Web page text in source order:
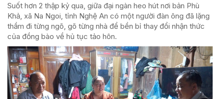
Suốt hơn 2 thập kỷ qua, giữa đại ngàn heo hút nơi bản Phù
Khả, xã Na Ngoi, tỉnh Nghệ An có một người đàn ông đã lặng
thầm đi từng ngõ, gõ từng nhà để bền bỉ thay đổi nhận thức
của đồng bào về hủ tục tảo hôn.